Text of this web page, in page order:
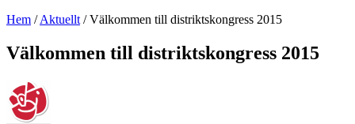
Hem /Aktuellt /Välkommen till distriktskongress 2015
Välkommen till distriktskongress 2015